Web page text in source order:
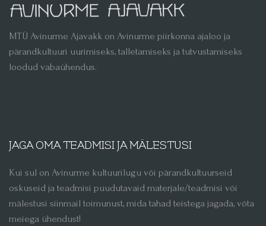
MTÜ Avinurme Ajavakk on Avinurme piirkonna ajaloo ja
pärandkultuuri uurimiseks, talletamiseks ja tutvustamiseks
loodud vabaühendus.
JAGA OMA TEADMISI JA MÄLESTUSI
Kui sul on Avinurme kultuurilugu või pärandkultuurseid
oskuseid ja teadmisi puudutavaid materjale/teadmisi või
mälestusi siinmail toimunust, mida tahad teistega jagada, võta
meiega ühendust!